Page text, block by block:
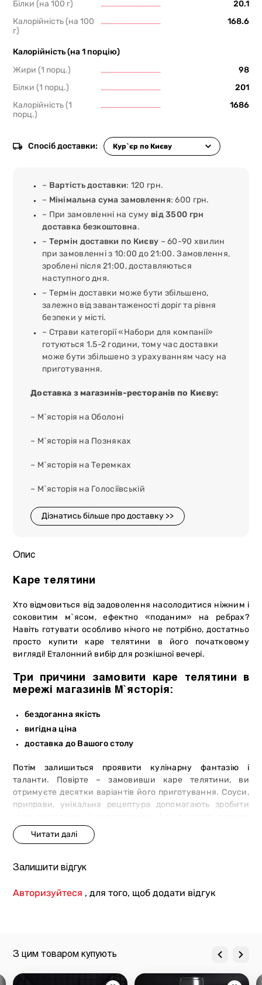
Білки (на 100 г)
20.1
Калорійність (на 100
г)
168.6
Калорійність (на 1 порцію)
Жири (1 порц.)
98
Білки (1 порц.)
201
Калорійність (1
порц.)
1686
Спосіб доставки:
– Вартість доставки: 120 грн.
– Мінімальна сума замовлення: 600 грн.
– При замовленні на суму від 3500 грн
доставка безкоштовна.
– Термін доставки по Києву – 60-90 хвилин
при замовленні з 10:00 до 21:00. Замовлення,
зроблені після 21:00, доставляються
наступного дня.
– Термін доставки може бути збільшено,
залежно від завантаженості доріг та рівня
безпеки у місті.
– Страви категорії «Набори для компанії»
готуються 1.5-2 години, тому час доставки
може бути збільшено з урахуванням часу на
приготування.
Доставка з магазинів-ресторанів по Києву:
– М`ясторія на Оболоні
– М`ясторія на Позняках
– М`ясторія на Теремках
– М`ясторія на Голосіївській
Дізнатись більше про доставку >>
Опис
Каре телятини
Хто відмовиться від задоволення насолодитися ніжним і
соковитим м`ясом, ефектно «поданим» на ребрах?
Навіть готувати особливо нічого не потрібно, достатньо
просто купити каре телятини в його початковому
вигляді! Еталонний вибір для розкішної вечері.
Три причини замовити каре телятини в
мережі магазинів М`ясторія:
бездоганна якість
вигідна ціна
доставка до Вашого столу
Потім залишиться проявити кулінарну фантазію і
таланти. Повірте – замовивши каре телятини, ви
отримуєте десятки варіантів його приготування. Соуси,
приправи, унікальна рецептура допомагають зробити
чудовий продукт від М`ясторіі!
мережі магазинів-ресторанів
натуральный продукт. М`ясо від приватних
раціону та догляд за тваринами, а також гарантована
Залишити відгук
Авторизуйтеся , для того, щоб додати відгук
З цим товаром купують